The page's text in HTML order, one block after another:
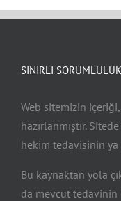
SINIRLI
Web sitemizin
hazırlanmıştır.
hekim tedavisinin
Bu kaynaktan yola
da mevcut